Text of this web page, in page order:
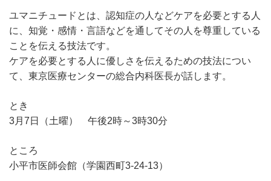
ユマニチュードとは、認知症の人などケアを必要とする人
に、知覚・感情・言語などを通してその人を尊重している
ことを伝える技法です。
ケアを必要とする人に優しさを伝えるための技法につい
て、東京医療センターの総合内科医長が話します。
とき
3月7日（土曜） 午後2時～3時30分
ところ
小平市医師会館（学園西町3-24-13）